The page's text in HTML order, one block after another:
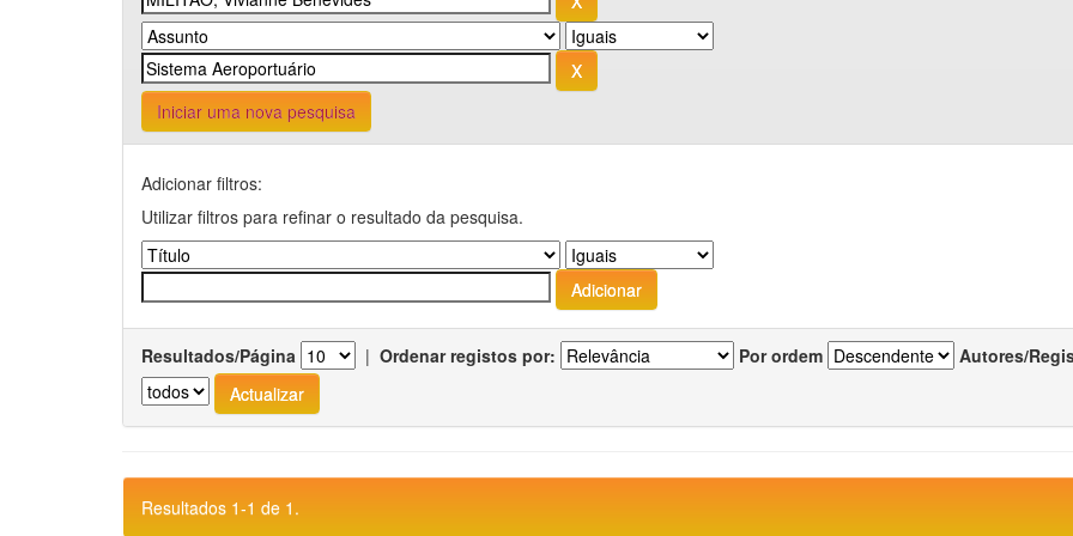
Iniciar uma nova pesquisa
Adicionar filtros:
Utilizar filtros para refinar o resultado da pesquisa.
Resultados/Página | Ordenar registos por: Por ordem Autores/
Resultados 1-1 de 1.